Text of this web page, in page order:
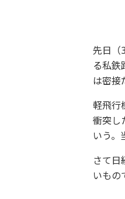
先日（
る私鉄
は密接
軽飛行
衝突し
いう。
さて日
いもの